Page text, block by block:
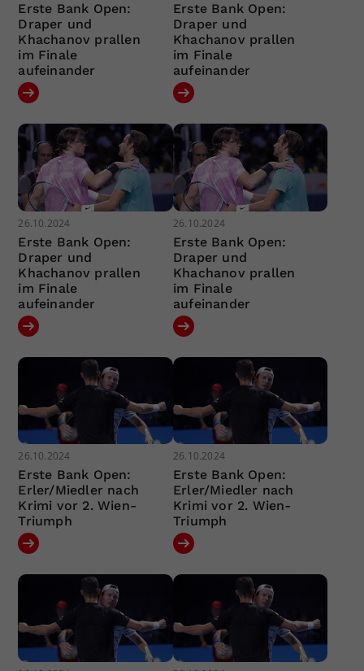
Erste Bank Open:
Draper und
Khachanov prallen
im Finale
aufeinander
Erste Bank Open:
Draper und
Khachanov prallen
im Finale
aufeinander
26.10.2024
Erste Bank Open:
Draper und
Khachanov prallen
im Finale
aufeinander
26.10.2024
Erste Bank Open:
Draper und
Khachanov prallen
im Finale
aufeinander
26.10.2024
Erste Bank Open:
Erler/Miedler nach
Krimi vor 2. Wien-
Triumph
26.10.2024
Erste Bank Open:
Erler/Miedler nach
Krimi vor 2. Wien-
Triumph